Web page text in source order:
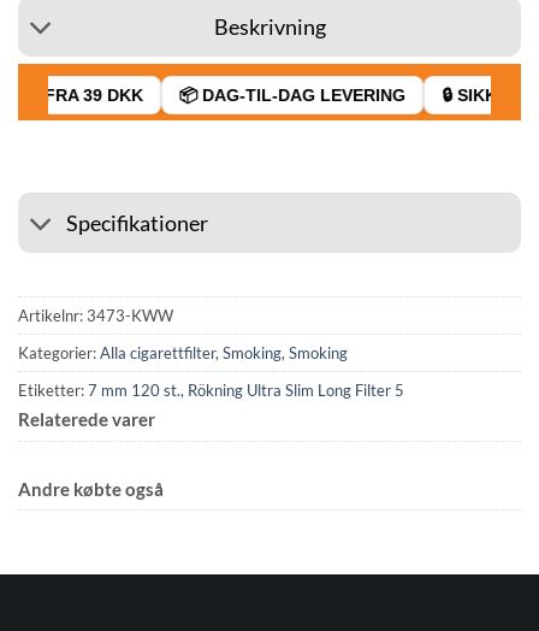
Beskrivning
FRA 39 DKK 📦 DAG-TIL-DAG LEVERING 🔒 SIKKER
Specifikationer
Artikelnr:3473-KWW
Kategorier:Alla cigarettfilter, Smoking, Smoking
Etiketter:7 mm 120 st., Rökning Ultra Slim Long Filter 5
Relaterede varer
Andre købte også